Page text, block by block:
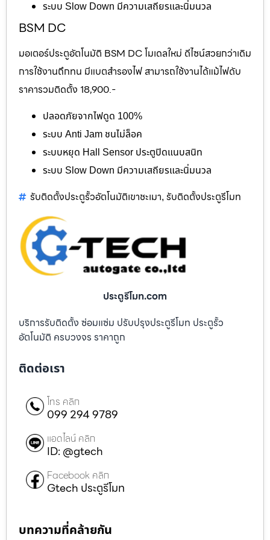
ระบบ Slow Down มีความเสถียรและนิ่มนวล
BSM DC
มอเตอร์ประตูอัตโนมัติ BSM DC โมเดลใหม่ ดีไซน์สวยกว่าเดิม
การใช้งานถึกทน มีแบตสำรองไฟ สามารถใช้งานได้แม้ไฟดับ
ราคารวมติดตั้ง 18,900.-
ปลอดภัยจากไฟดูด 100%
ระบบ Anti Jam ชนไม่ล็อค
ระบบหยุด Hall Sensor ประตูปิดแนบสนิท
ระบบ Slow Down มีความเสถียรและนิ่มนวล
รับติดตั้งประตูรั้วอัตโนมัติเขาชะเมา, รับติดตั้งประตูรีโมท
ประตูรีโมท.com
บริการรับติดตั้ง ซ่อมแซ่ม ปรับปรุงประตูรีโมท ประตูรั้ว
อัตโนมัติ ครบวงจร ราคาถูก
ติดต่อเรา
โทร คลิก
099 294 9789
แอดไลน์ คลิก
ID: @gtech
Facebook คลิก
Gtech ประตูรีโมท
บทความที่คล้ายกัน